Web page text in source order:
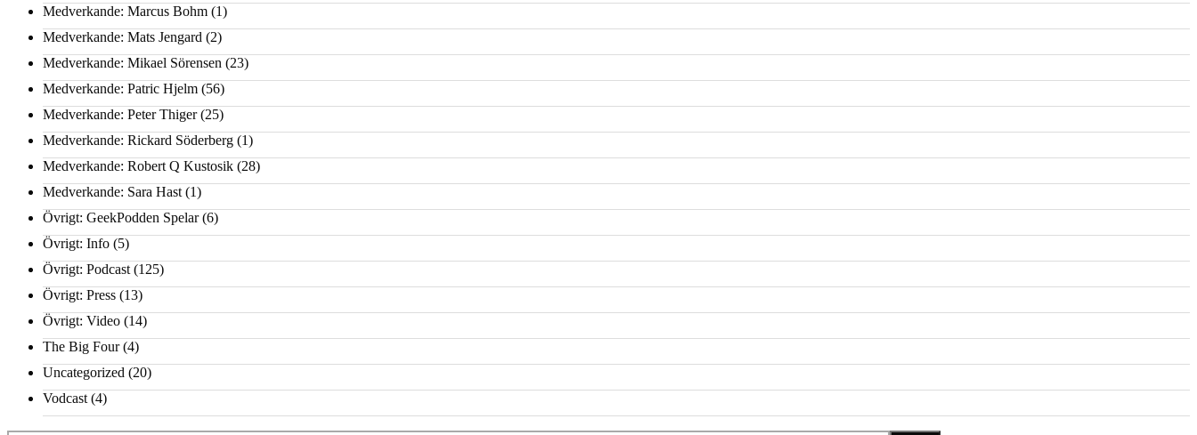
Medverkande: Marcus Bohm (1)
Medverkande: Mats Jengard (2)
Medverkande: Mikael Sörensen (23)
Medverkande: Patric Hjelm (56)
Medverkande: Peter Thiger(25)
Medverkande: Rickard Söderberg (1)
Medverkande: Robert Q Kustosik (28)
Medverkande: Sara Hast (1)
Övrigt: GeekPodden Spelar(6)
Övrigt: Info (5)
Övrigt: Podcast (125)
Övrigt: Press (13)
Övrigt: Video (14)
The Big Four(4)
Uncategorized (20)
Vodcast (4)